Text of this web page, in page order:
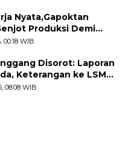
Nyata,Gapoktan
Produksi Demi
00:18 WIB
Disorot: Laporan
Keterangan ke LSM
08:08 WIB